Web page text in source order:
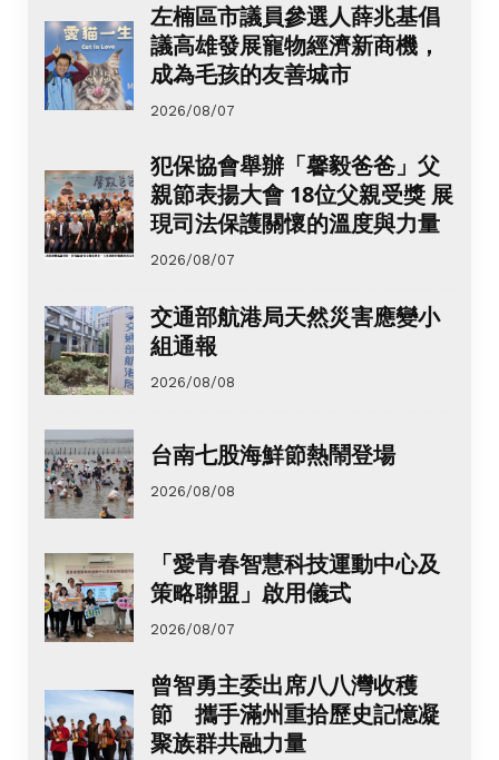
左楠區市議員參選人薛兆基倡
議高雄發展寵物經濟新商機，
成為毛孩的友善城市
2026/08/07
犯保協會舉辦「馨毅爸爸」父
親節表揚大會 18位父親受獎 展
現司法保護關懷的溫度與力量
2026/08/07
交通部航港局天然災害應變小
組通報
2026/08/08
台南七股海鮮節熱鬧登場
2026/08/08
「愛青春智慧科技運動中心及
策略聯盟」啟用儀式
2026/08/07
曾智勇主委出席八八灣收穫
節 攜手滿州重拾歷史記憶凝
聚族群共融力量